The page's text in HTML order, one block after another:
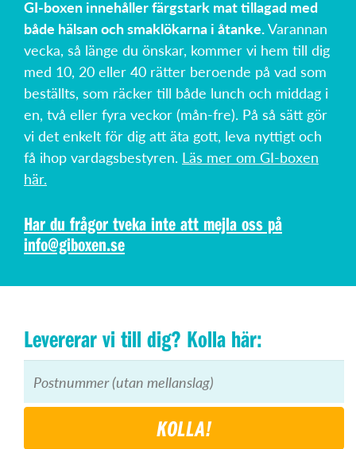
GI-boxen innehåller färgstark mat tillagad med
både hälsan och smaklökarna i åtanke.Varannan
vecka, så länge du önskar, kommer vi hem till dig
med 10, 20 eller 40 rätter beroende på vad som
beställts, som räcker till både lunch och middag i
en, två eller fyra veckor (mån-fre). På så sätt gör
vi det enkelt för dig att äta gott, leva nyttigt och
få ihop vardagsbestyren. Läs mer om GI-boxen
här.
Har du frågor tveka inte att mejla oss på
info@giboxen.se
Levererar vi till dig? Kolla här:
KOLLA!